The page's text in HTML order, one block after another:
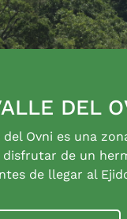
DEL
del Ovni es una
disfrutar de un
de llegar al